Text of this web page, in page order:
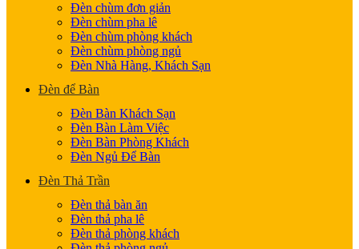
Đèn chùm đơn giản
Đèn chùm pha lê
Đèn chùm phòng khách
Đèn chùm phòng ngủ
Đèn Nhà Hàng, Khách Sạn
Đèn để Bàn
Đèn Bàn Khách Sạn
Đèn Bàn Làm Việc
Đèn Bàn Phòng Khách
Đèn Ngủ Để Bàn
Đèn Thả Trần
Đèn thả bàn ăn
Đèn thả pha lê
Đèn thả phòng khách